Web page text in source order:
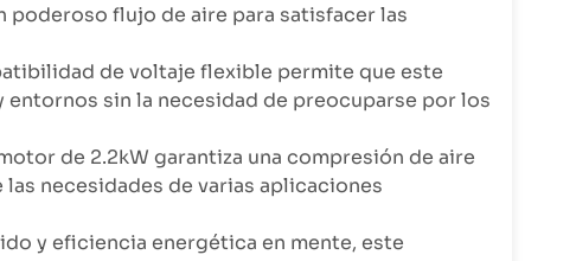
flujo de aire para satisfacer las
de voltaje flexible permite que este
sin la necesidad de preocuparse por los
de 2.2kW garantiza una compresión de aire
necesidades de varias aplicaciones
y eficiencia energética en mente, este